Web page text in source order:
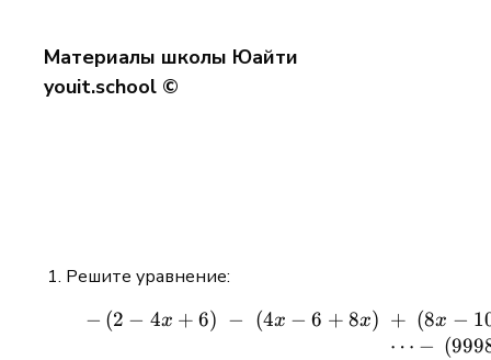
Материалы школы Юайти
youit.school ©
Решите уравнение:
− (2 − 4x + 6) − (4x − 6 + 8x) + (8x −
⋯ − (